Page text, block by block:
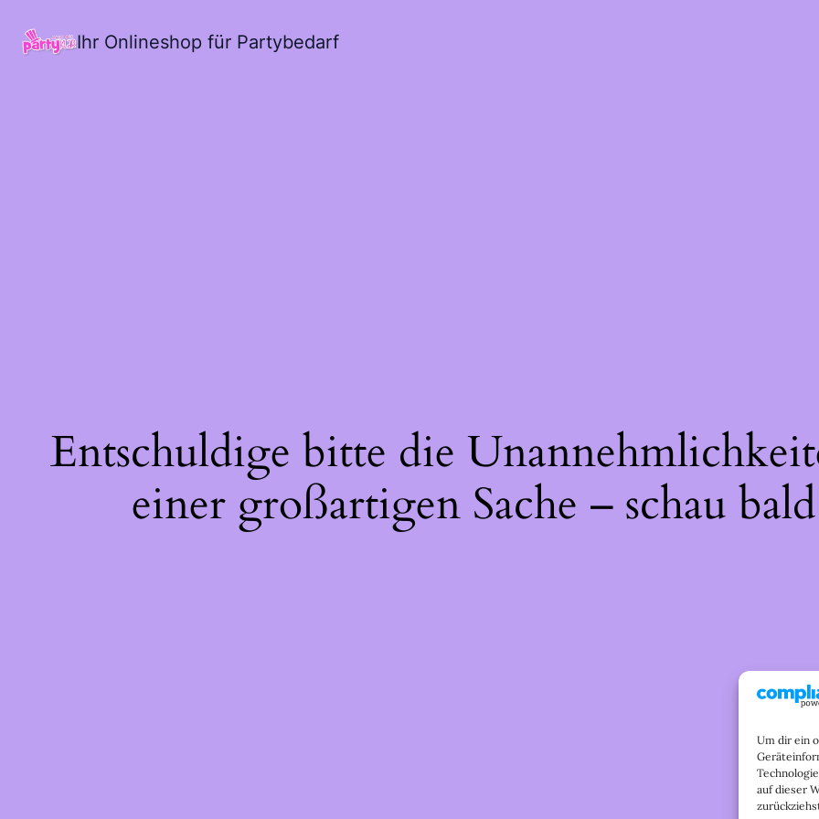
Um dir ein
auf dieser
Ihr Onlineshop für Partybedarf
Entschuldige bitte die
einer großartigen Sache – schau